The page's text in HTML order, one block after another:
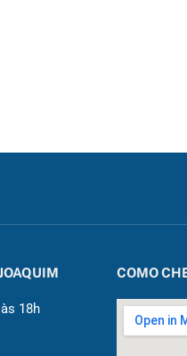
18h
COMO